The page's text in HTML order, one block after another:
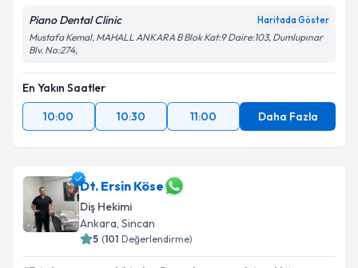
Piano Dental Clinic Haritada Göster
Mustafa Kemal, MAHALL ANKARA B Blok Kat:9 Daire:103, Dumlupınar
Blv. No:274,
En Yakın Saatler
10:00
10:30 11:00 Daha Fazla
Dt. Ersin Köse
Diş Hekimi
Ankara, Sincan
5 (101 Değerlendirme)